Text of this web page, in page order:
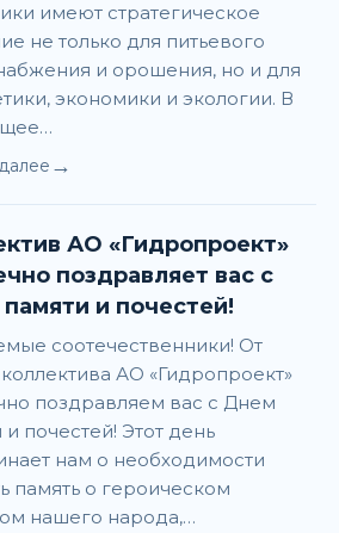
имеют стратегическое
не только для питьевого
и орошения, но и для
экономики и экологии. В
→
АО «Гидропроект»
поздравляет вас с
и почестей!
соотечественники! От
АО «Гидропроект»
поздравляем вас с Днем
и почестей! Этот день
нам о необходимости
память о героическом
нашего народа,…